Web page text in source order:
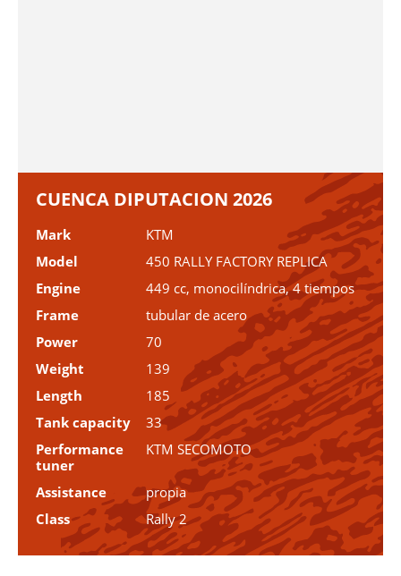
CUENCA DIPUTACION 2026
Mark
KTM
Model
450 RALLY FACTORY REPLICA
Engine
449 cc, monocilíndrica, 4 tiempos
Frame
tubular de acero
Power
70
Weight
139
Length
185
Tank capacity
33
Performance
tuner
KTM SECOMOTO
Assistance
propia
Class
Rally 2